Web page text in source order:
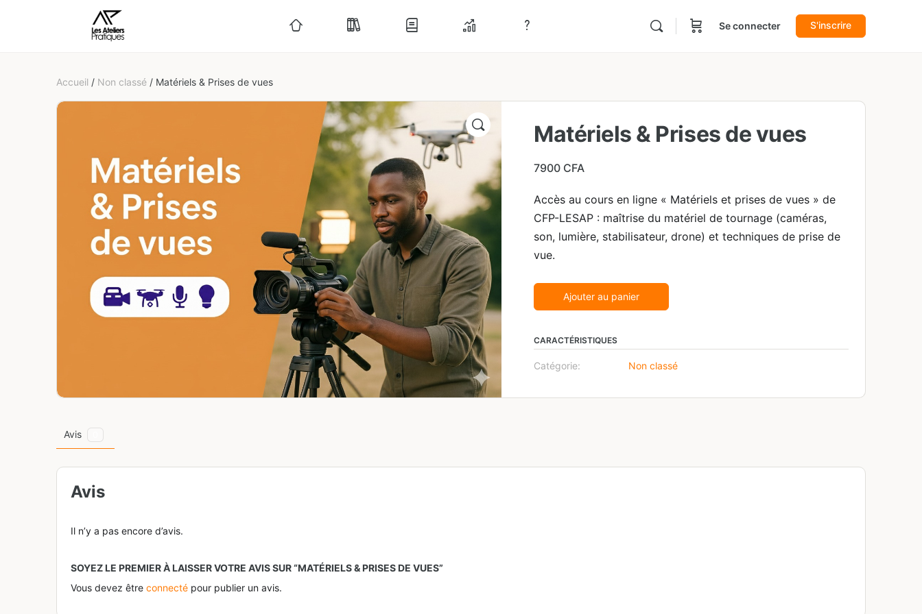
Se connecter S'inscrire
Accueil / Non classé / Matériels & Prises de vues
Matériels & Prises de vues
7900 CFA
Accès au cours en ligne « Matériels et prises de vues » de
CFP-LESAP : maîtrise du matériel de tournage (caméras,
son, lumière, stabilisateur, drone) et techniques de prise de
vue.
Ajouter au panier
CARACTÉRISTIQUES
Catégorie: Non classé
Avis
Avis
Il n’y a pas encore d’avis.
SOYEZ LE PREMIER À LAISSER VOTRE AVIS SUR “MATÉRIELS & PRISES DE VUES”
Vous devez être connecté pour publier un avis.